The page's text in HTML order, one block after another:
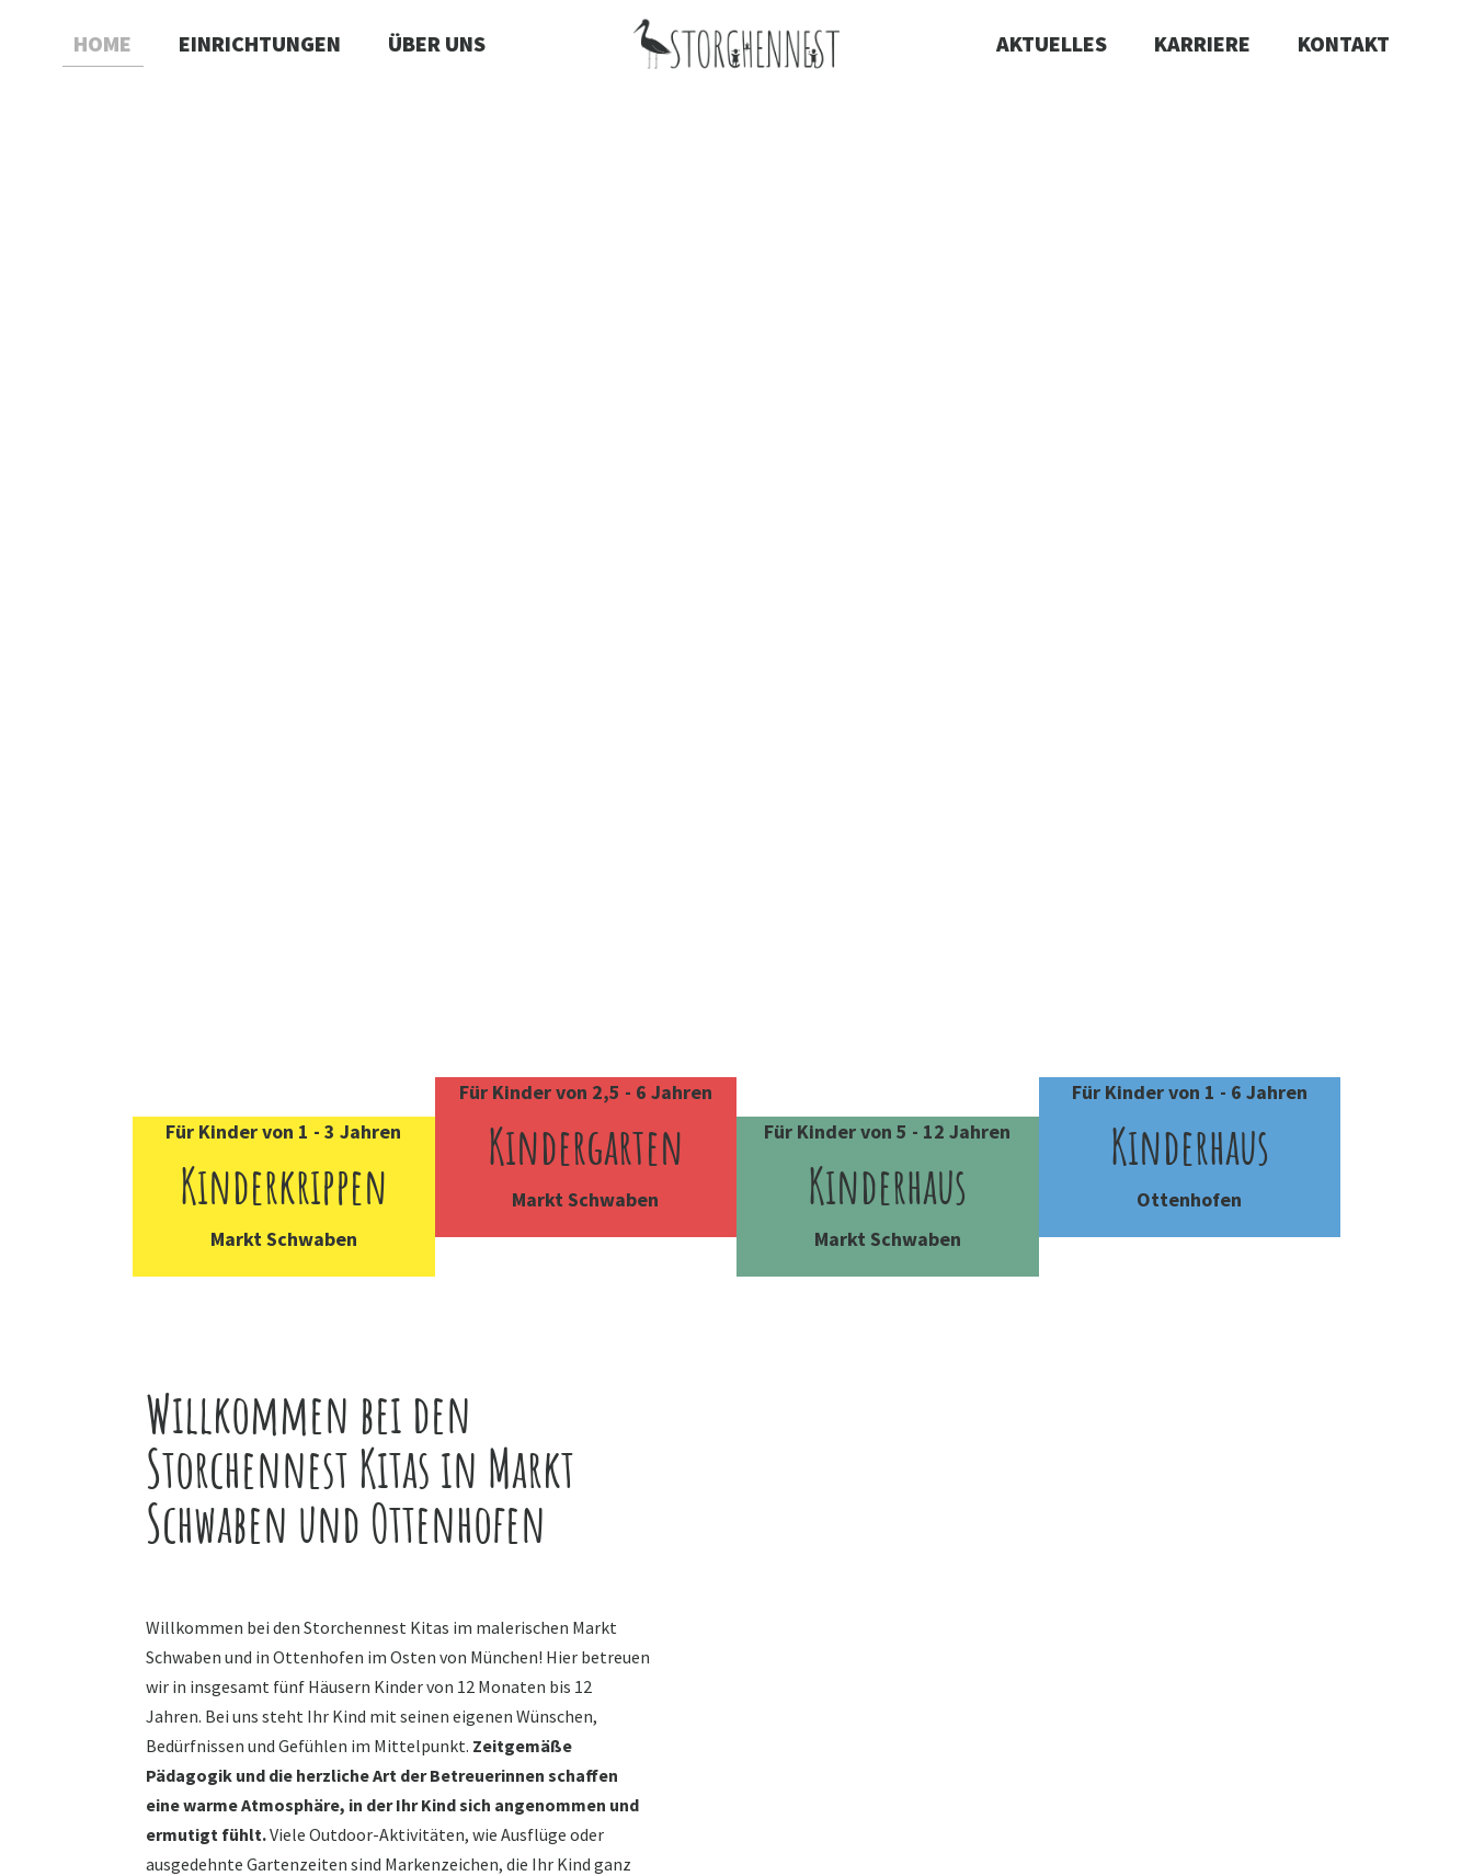
HOME EINRICHTUNGEN ÜBER UNS AKTUELLES KARRIERE KONTAKT
Für Kinder von 1 - 3 Jahren
Kinderkrippen
Markt Schwaben
Für Kinder von 2,5 - 6 Jahren
Kindergarten
Markt Schwaben
Für Kinder von 5 - 12 Jahren
Kinderhaus
Markt Schwaben
Für Kinder von 1 - 6 Jahren
Kinderhaus
Ottenhofen
Willkommen bei den
Storchennest Kitas in Markt
Schwaben und Ottenhofen
Willkommen bei den Storchennest Kitas im malerischen Markt
Schwaben und in Ottenhofen im Osten von München! Hier betreuen
wir in insgesamt fünf Häusern Kinder von 12 Monaten bis 12
Jahren. Bei uns steht Ihr Kind mit seinen eigenen Wünschen,
Bedürfnissen und Gefühlen im Mittelpunkt. Zeitgemäße
Pädagogik und die herzliche Art der Betreuerinnen schaffen
eine warme Atmosphäre, in der Ihr Kind sich angenommen und
ermutigt fühlt.Viele Outdoor-Aktivitäten, wie Ausflüge oder
ausgedehnte Gartenzeiten sind Markenzeichen, die Ihr Kind ganz